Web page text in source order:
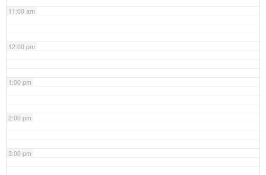
11:00 am
12:00 pm
1:00 pm
2:00 pm
3:00 pm